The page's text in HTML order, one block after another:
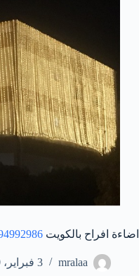
اضاءة افراح بالكويت
mralaa 3 فبراير، 2019